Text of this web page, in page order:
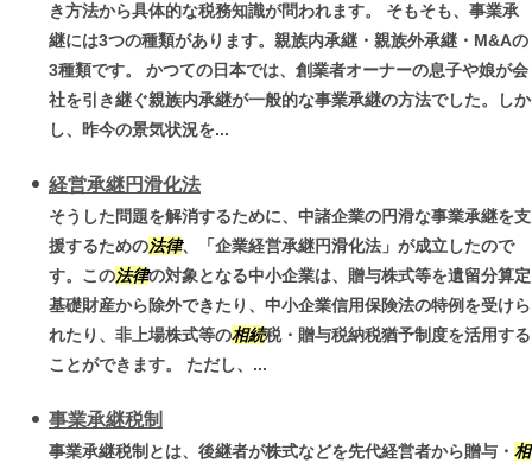
き方法から具体的な税務知識が問われます。 そもそも、事業承
継には3つの種類があります。親族内承継・親族外承継・M&Aの
3種類です。 かつての日本では、創業者オーナーの息子や娘が会
社を引き継ぐ親族内承継が一般的な事業承継の方法でした。しか
し、昨今の景気状況を...
経営承継円滑化法
そうした問題を解消するために、中諸企業の円滑な事業承継を支
援するための法律、「企業経営承継円滑化法」が成立したので
す。この法律の対象となる中小企業は、贈与株式等を遺留分算定
基礎財産から除外できたり、中小企業信用保険法の特例を受けら
れたり、非上場株式等の相続税・贈与税納税猶予制度を活用する
ことができます。 ただし、...
事業承継税制
事業承継税制とは、後継者が株式などを先代経営者から贈与・ 相